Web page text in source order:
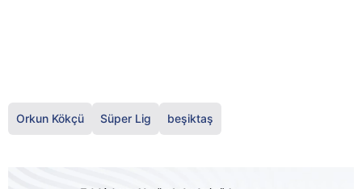
Orkun Kökçü Süper Lig beşiktaş